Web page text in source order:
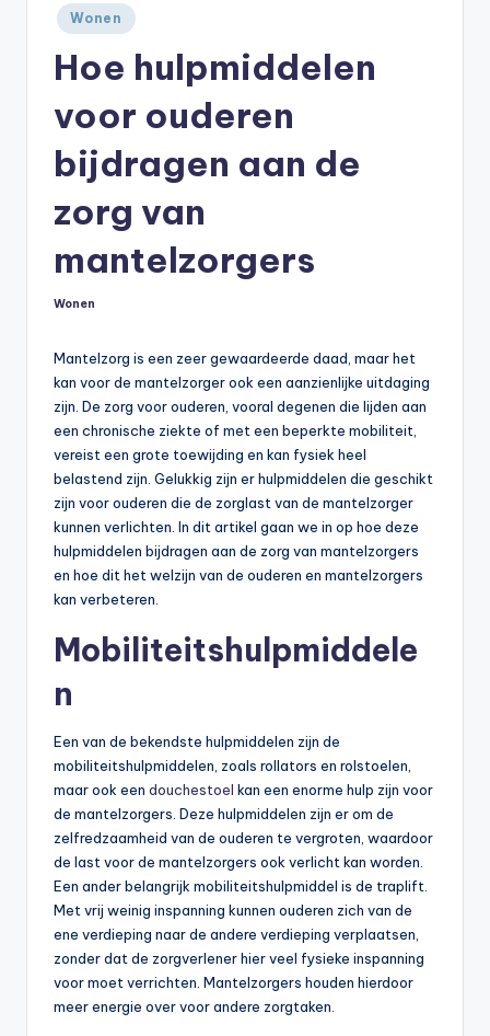
Geplaatst
in
Wonen
Hoe hulpmiddelen
voor ouderen
bijdragen aan de
zorg van
mantelzorgers
Geplaatst
Wonen
Mantelzorg is een zeer gewaardeerde daad, maar het
kan voor de mantelzorger ook een aanzienlijke uitdaging
zijn. De zorg voor ouderen, vooral degenen die lijden aan
een chronische ziekte of met een beperkte mobiliteit,
vereist een grote toewijding en kan fysiek heel
belastend zijn. Gelukkig zijn er hulpmiddelen die geschikt
zijn voor ouderen die de zorglast van de mantelzorger
kunnen verlichten. In dit artikel gaan we in op hoe deze
hulpmiddelen bijdragen aan de zorg van mantelzorgers
en hoe dit het welzijn van de ouderen en mantelzorgers
kan verbeteren.
Mobiliteitshulpmiddele
n
Een van de bekendste hulpmiddelen zijn de
mobiliteitshulpmiddelen, zoals rollators en rolstoelen,
maar ook een douchestoel kan een enorme hulp zijn voor
de mantelzorgers. Deze hulpmiddelen zijn er om de
zelfredzaamheid van de ouderen te vergroten, waardoor
de last voor de mantelzorgers ook verlicht kan worden.
Een ander belangrijk mobiliteitshulpmiddel is de traplift.
Met vrij weinig inspanning kunnen ouderen zich van de
ene verdieping naar de andere verdieping verplaatsen,
zonder dat de zorgverlener hier veel fysieke inspanning
voor moet verrichten. Mantelzorgers houden hierdoor
meer energie over voor andere zorgtaken.